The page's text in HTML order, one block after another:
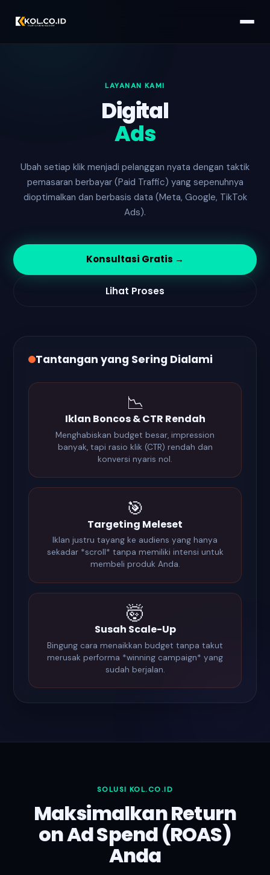
LAYANAN KAMI
Digital
Ads
Ubah setiap klik menjadi pelanggan nyata dengan taktik
pemasaran berbayar (Paid Traffic) yang sepenuhnya
dioptimalkan dan berbasis data (Meta, Google, TikTok
Ads).
Konsultasi Gratis →
Lihat Proses
Tantangan yang Sering Dialami
📉
Iklan Boncos & CTR Rendah
Menghabiskan budget besar, impression
banyak, tapi rasio klik (CTR) rendah dan
konversi nyaris nol.
🎯
Targeting Meleset
Iklan justru tayang ke audiens yang hanya
sekadar *scroll* tanpa memiliki intensi untuk
membeli produk Anda.
🤯
Susah Scale-Up
Bingung cara menaikkan budget tanpa takut
merusak performa *winning campaign* yang
sudah berjalan.
SOLUSI KOL.CO.ID
Maksimalkan Return
on Ad Spend (ROAS)
Anda